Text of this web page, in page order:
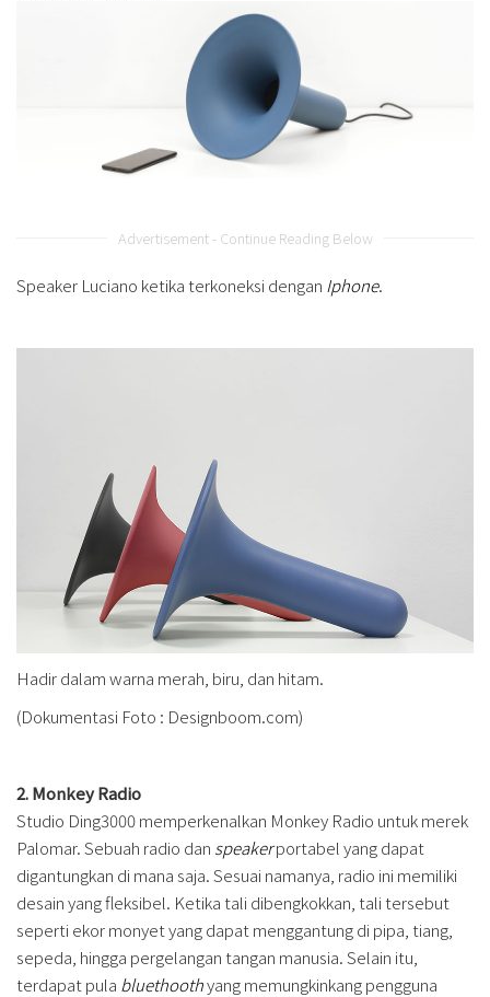
Advertisement - Continue Reading Below
Speaker Luciano ketika terkoneksi dengan Iphone.
Hadir dalam warna merah, biru, dan hitam.
(Dokumentasi Foto : Designboom.com)
2. Monkey Radio
Studio Ding3000 memperkenalkan Monkey Radio untuk merek
Palomar. Sebuah radio dan speakerportabel yang dapat
digantungkan di mana saja. Sesuai namanya, radio ini memiliki
desain yang fleksibel. Ketika tali dibengkokkan, tali tersebut
seperti ekor monyet yang dapat menggantung di pipa, tiang,
sepeda, hingga pergelangan tangan manusia. Selain itu,
terdapat pula bluethoothyang memungkinkang pengguna